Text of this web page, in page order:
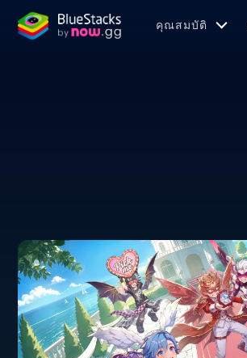
คุณสมบัติ